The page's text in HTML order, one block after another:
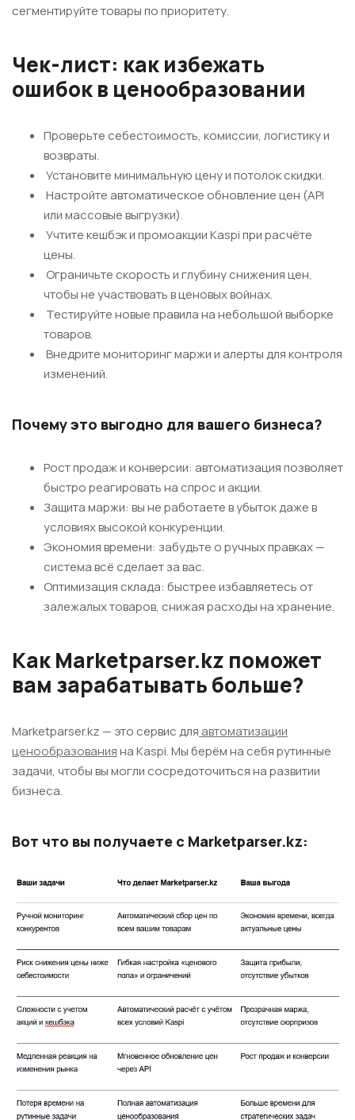
сегментируйте товары по приоритету.
Чек-лист: как избежать
ошибок в ценообразовании
Проверьте себестоимость, комиссии, логистику и
возвраты.
Установите минимальную цену и потолок скидки.
Настройте автоматическое обновление цен (API
или массовые выгрузки).
Учтите кешбэк и промоакции Kaspi при расчёте
цены.
Ограничьте скорость и глубину снижения цен,
чтобы не участвовать в ценовых войнах.
Тестируйте новые правила на небольшой выборке
товаров.
Внедрите мониторинг маржи и алерты для контроля
изменений.
Почему это выгодно для вашего бизнеса?
Рост продаж и конверсии: автоматизация позволяет
быстро реагировать на спрос и акции.
Защита маржи: вы не работаете в убыток даже в
условиях высокой конкуренции.
Экономия времени: забудьте о ручных правках —
система всё сделает за вас.
Оптимизация склада: быстрее избавляетесь от
залежалых товаров, снижая расходы на хранение.
Как Marketparser.kz поможет
вам зарабатывать больше?
Marketparser.kz — это сервис для автоматизации
ценообразованияна Kaspi. Мы берём на себя рутинные
задачи, чтобы вы могли сосредоточиться на развитии
бизнеса.
Вот что вы получаете с Marketparser.kz: